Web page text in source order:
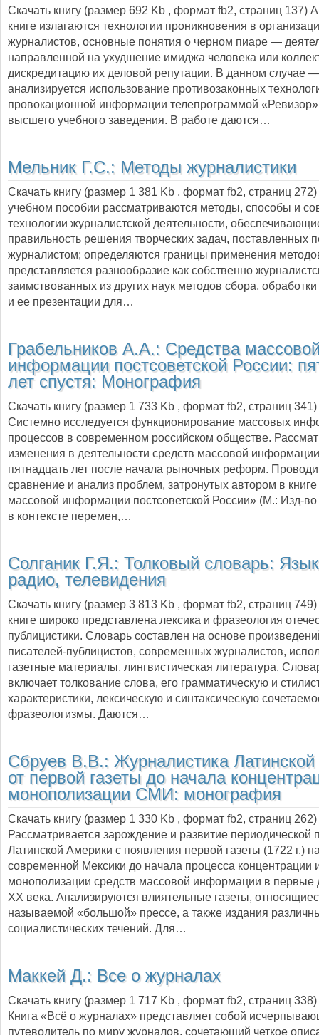
Скачать книгу (размер 692 Kb , формат fb2, страниц 137)
книге излагаются технологии проникновения в
журналистов, основные понятия о черном пиаре —
направленной на ухудшение имиджа человека или
дискредитацию их деловой репутации. В данном случае —
анализируется использование противозаконных
провокационной информации телепрограммой
высшего учебного заведения. В работе даются…
Мельник Г.С.: Методы журналистики
Скачать книгу (размер 1 381 Kb , формат fb2, страниц 272
учебном пособии рассматриваются методы, способы и
технологии журналистской деятельности,
правильность решения творческих задач, поставленных
журналистом; определяются границы применения
представляется разнообразие как собственно
заимствованных из других наук методов сбора,
и ее презентации для…
Грабельников А.А.: Средства
информации постсоветской России:
лет спустя: Монография
Скачать книгу (размер 1 733 Kb , формат fb2, страниц 341
Системно исследуется функционирование массовых
процессов в современном российском обществе.
изменения в деятельности средств массовой
пятнадцать лет после начала рыночных реформ.
сравнение и анализ проблем, затронутых автором в
массовой информации постсоветской России» (М.: Изд-
в контексте перемен,…
Солганик Г.Я.: Толковый словарь:
радио, телевидения
Скачать книгу (размер 3 813 Kb , формат fb2, страниц 749
книге широко представлена лексика и фразеология
публицистики. Словарь составлен на основе
писателей-публицистов, современных журналистов,
газетные материалы, лингвистическая литература.
включает толкование слова, его грамматическую и
характеристики, лексическую и синтаксическую
фразеологизмы. Даются…
Сбруев В.В.: Журналистика
от первой газеты до начала
монополизации СМИ: монография
Скачать книгу (размер 1 330 Kb , формат fb2, страниц 262
Рассматривается зарождение и развитие периодической
Латинской Америки с появления первой газеты (1722 г.)
современной Мексики до начала процесса концентрации
монополизации средств массовой информации в первые
XX века. Анализируются влиятельные газеты,
называемой «большой» прессе, а также издания
социалистических течений. Для…
Маккей Д.: Все о журналах
Скачать книгу (размер 1 717 Kb , формат fb2, страниц 338
Книга «Всё о журналах» представляет собой
путеводитель по миру журналов, сочетающий четкое